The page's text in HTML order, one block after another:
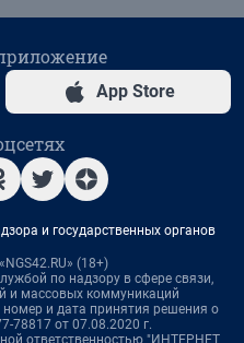
App Store
и государственных органов
(18+)
по надзору в сфере связи,
и массовых коммуникаций
и дата принятия решения о
78817 от 07.08.2020 г.
ответственностью "ИНТЕРНЕТ